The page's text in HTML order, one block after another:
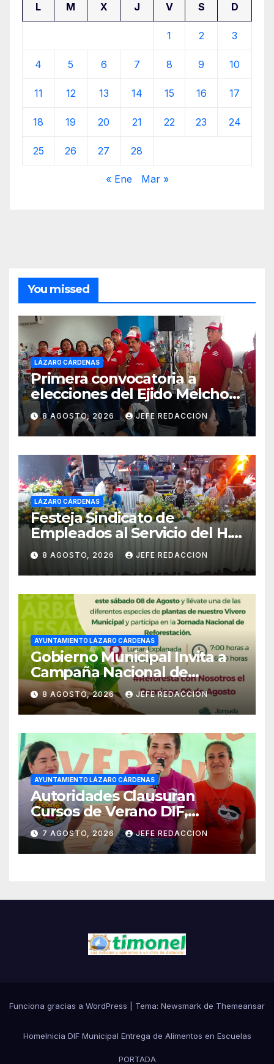
L M X J V S D
1 2 3
4 5 6 7 8 9 10
11 12 13 14 15 16 17
18 19 20 21 22 23 24
25 26 27 28
« Ene Mar »
You missed
LÁZARO CÁRDENAS
Primera convocatoria a
elecciones del Ejido Melchor
Ocampo en Lázaro Cárdenas
el domingo
8 AGOSTO, 2026 JEFE REDACCION
LÁZARO CÁRDENAS
Festeja Sindicato de
Empleados al Servicio del H.
Ayuntamiento de LZC Día del
Empleado Municipal
8 AGOSTO, 2026 JEFE REDACCION
AYUNTAMIENTO LÁZARO CÁRDENAS
Gobierno Municipal Invita a
Campaña Nacional de
Reforestación
8 AGOSTO, 2026 JEFE REDACCION
AYUNTAMIENTO LÁZARO CÁRDENAS
Autoridades Clausuran
Cursos de Verano DIF,
Seguridad Pública y Casa de
Cultura 2026
7 AGOSTO, 2026 JEFE REDACCION
Funciona gracias a WordPress Tema: Newsmark de Themeansar
HomeInicia DIF Municipal Entrega de Alimentos en Escuelas
PORTADA